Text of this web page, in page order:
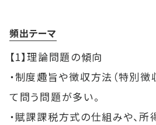
頻出テーマ
【1】理論問題の傾向
・制度趣旨や徴収方法（特別徴
て問う問題が多い。
・賦課課税方式の仕組みや、所